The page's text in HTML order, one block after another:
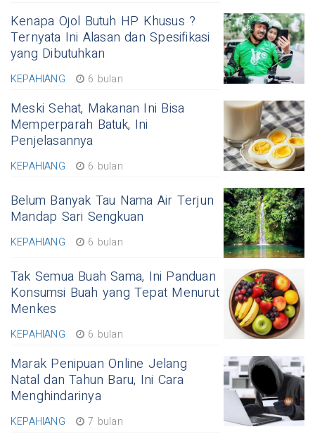
Kenapa Ojol Butuh HP Khusus ?
Ternyata Ini Alasan dan Spesifikasi
yang Dibutuhkan
KEPAHIANG 6 bulan
Meski Sehat, Makanan Ini Bisa
Memperparah Batuk, Ini
Penjelasannya
KEPAHIANG 6 bulan
Belum Banyak Tau Nama Air Terjun
Mandap Sari Sengkuan
KEPAHIANG 6 bulan
Tak Semua Buah Sama, Ini Panduan
Konsumsi Buah yang Tepat Menurut
Menkes
KEPAHIANG 6 bulan
Marak Penipuan Online Jelang
Natal dan Tahun Baru, Ini Cara
Menghindarinya
KEPAHIANG 7 bulan